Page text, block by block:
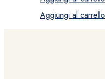
Aggiungi al carrello